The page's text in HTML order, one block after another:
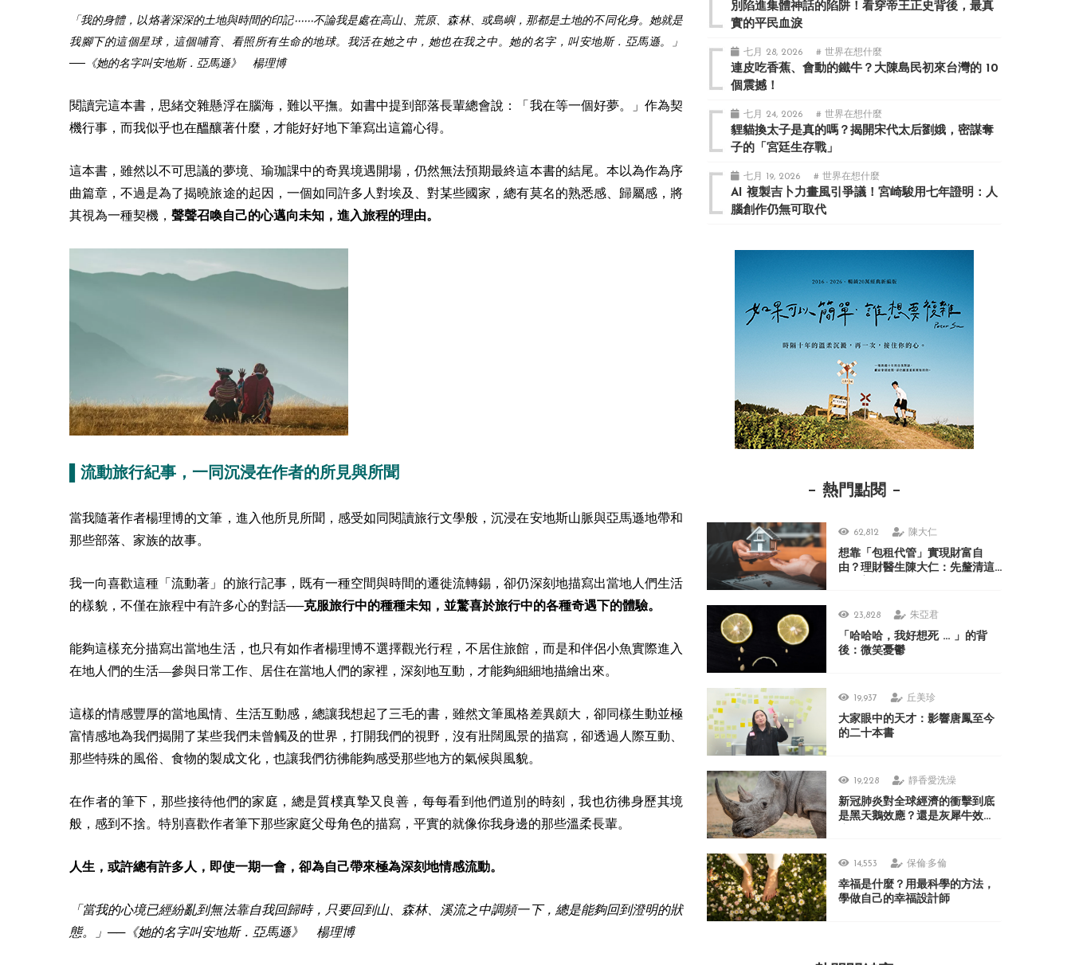
「我的身體，以烙著深深的土地與時間的印記‧‧‧‧‧‧不論我是處在高山、荒原、森林、或島嶼，那都是土地的不同化身。她就是
我腳下的這個星球，這個哺育、看照所有生命的地球。 我活在她之中，她也在我之中。她的名字，叫安地斯．亞馬遜。」
──《她的名字叫安地斯．亞馬遜》 楊理博
閱讀完這本書，思緒交雜懸浮在腦海，難以平撫。如書中提到部落長輩總會說：「我在等一個好夢。」作為契
機行事，而我似乎也在醞釀著什麼，才能好好地下筆寫出這篇心得。
這本書，雖然以不可思議的夢境、瑜珈課中的奇異境遇開場，仍然無法預期最終這本書的結尾。本以為作為序
曲篇章，不過是為了揭曉旅途的起因，一個如同許多人對埃及、對某些國家，總有莫名的熟悉感、歸屬感，將
其視為一種契機， 聲聲召喚自己的心邁向未知，進入旅程的理由。
▌流動旅行紀事，一同沉浸在作者的所見與所聞
當我隨著作者楊理博的文筆，進入他所見所聞，感受如同閱讀旅行文學般，沉浸在安地斯山脈與亞馬遜地帶和
那些部落、家族的故事。
我一向喜歡這種「流動著」的旅行記事，既有一種空間與時間的遷徙流轉錫，卻仍深刻地描寫出當地人們生活
的樣貌，不僅在旅程中有許多心的對話──克服旅行中的種種未知，並驚喜於旅行中的各種奇遇下的體驗。
能夠這樣充分描寫出當地生活，也只有如作者楊理博不選擇觀光行程，不居住旅館，而是和伴侶小魚實際進入
在地人們的生活—參與日常工作、居住在當地人們的家裡，深刻地互動，才能夠細細地描繪出來。
這樣的情感豐厚的當地風情、生活互動感，總讓我想起了三毛的書，雖然文筆風格差異頗大，卻同樣生動並極
富情感地為我們揭開了某些我們未曾觸及的世界，打開我們的視野，沒有壯闊風景的描寫，卻透過人際互動、
那些特殊的風俗、食物的製成文化，也讓我們彷彿能夠感受那些地方的氣候與風貌。
在作者的筆下，那些接待他們的家庭，總是質樸真摯又良善，每每看到他們道別的時刻，我也彷彿身歷其境
般，感到不捨。特別喜歡作者筆下那些家庭父母角色的描寫，平實的就像你我身邊的那些溫柔長輩。
人生，或許總有許多人，即使一期一會，卻為自己帶來極為深刻地情感流動。
「當我的心境已經紛亂到無法靠自我回歸時，只要回到山、森林、溪流之中調頻一下，總是能夠回到澄明的狀
態。」──《她的名字叫安地斯．亞馬遜》 楊理博
別陷進集體神話的陷阱！看穿帝王正史背後，最真
實的平民血淚
七月 28, 2026 # 世界在想什麼
連皮吃香蕉、會動的鐵牛？大陳島民初來台灣的 10
個震撼！
七月 24, 2026 # 世界在想什麼
貍貓換太子是真的嗎？揭開宋代太后劉娥，密謀奪
子的「宮廷生存戰」
七月 19, 2026 # 世界在想什麼
AI 複製吉卜力畫風引爭議！宮崎駿用七年證明：人
腦創作仍無可取代
熱門點閱
62,812 陳大仁
想靠「包租代管」實現財富自
由？理財醫生陳大仁：先釐清這
23,828 朱亞君
「哈哈哈，我好想死 ... 」的背
後：微笑憂鬱
19,937 丘美珍
大家眼中的天才：影響唐鳳至今
的二十本書
19,228 靜香愛洗澡
新冠肺炎對全球經濟的衝擊到底
是黑天鵝效應？還是灰犀牛效
14,553 保倫·多倫
幸福是什麼？用最科學的方法，
學做自己的幸福設計師